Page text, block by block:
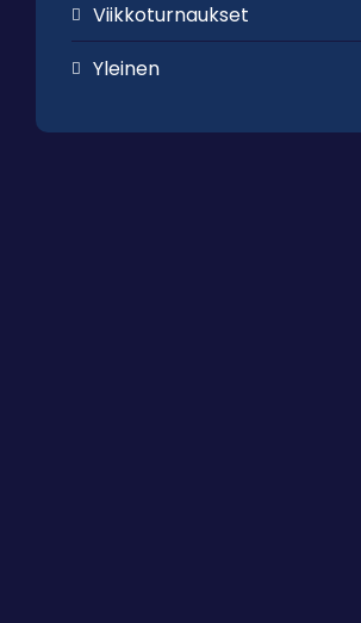
Viikkoturnaukset
Yleinen